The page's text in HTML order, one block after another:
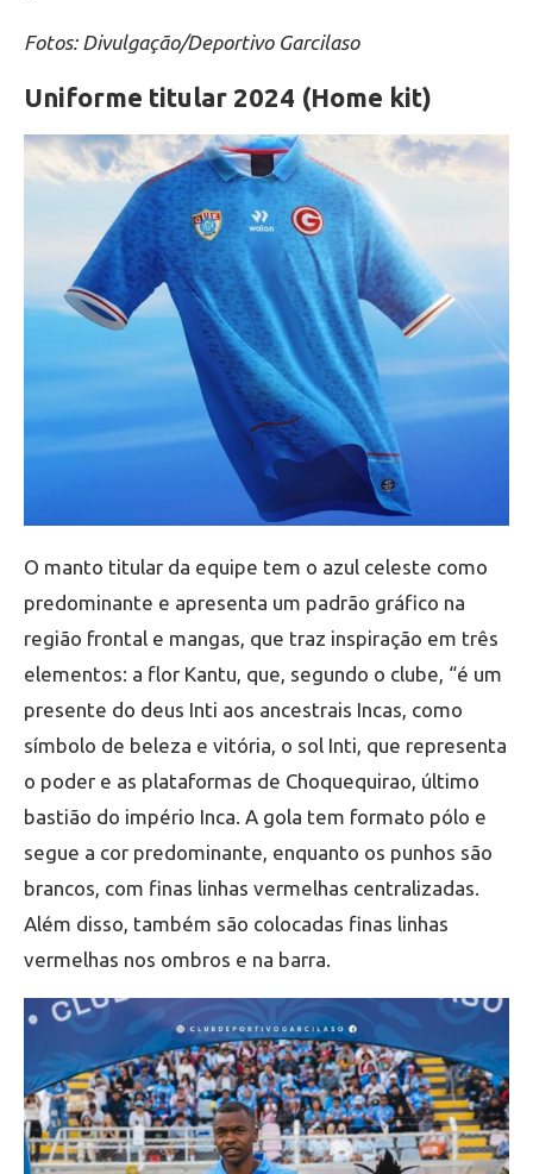
Fotos: Divulgação/Deportivo Garcilaso
Uniforme titular 2024 (Home kit)
O manto titular da equipe tem o azul celeste como
predominante e apresenta um padrão gráfico na
região frontal e mangas, que traz inspiração em três
elementos: a flor Kantu, que, segundo o clube, “é um
presente do deus Inti aos ancestrais Incas, como
símbolo de beleza e vitória, o sol Inti, que representa
o poder e as plataformas de Choquequirao, último
bastião do império Inca. A gola tem formato pólo e
segue a cor predominante, enquanto os punhos são
brancos, com finas linhas vermelhas centralizadas.
Além disso, também são colocadas finas linhas
vermelhas nos ombros e na barra.